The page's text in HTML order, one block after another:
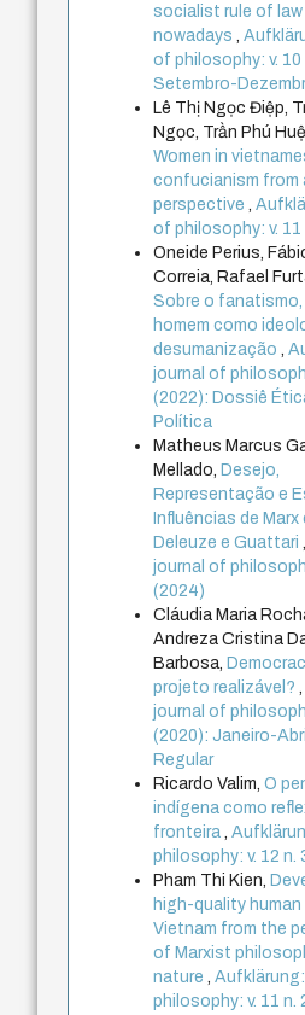
socialist rule of law
nowadays,
of philosophy: v. 10
Setembro-
Lê Thị Ngọc Điệp,
Ngọc, Trần Phú
Women in
confucianism from
perspective,
of philosophy: v. 11
Oneide Perius,
Correia, Rafael
Sobre o fanatismo,
homem como
desumanização,
journal of
(2022): Dossiê
Política
Matheus Marcus
Mellado, Desejo,
Representação e
Influências de Marx
Deleuze e Guattari
journal of
(2024)
Cláudia Maria
Andreza Cristina
Barbosa,
projeto realizável?
journal of
(2020): Janeiro-
Regular
Ricardo Valim,O
indígena como
fronteira,
philosophy: v. 12 n.
Pham Thi Kien,
high-quality
Vietnam from the
of Marxist
nature,
philosophy: v. 11 n.